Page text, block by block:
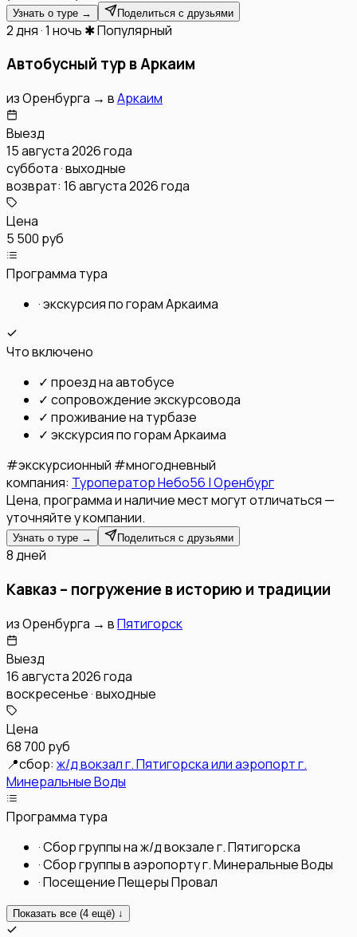
Узнать о туре → Поделиться с друзьями
2 дня · 1 ночь ✱ Популярный
Автобусный тур в Аркаим
изОренбурга → вАркаим
Выезд
15 августа 2026 года
суббота · выходные
возврат: 16 августа 2026 года
Цена
5 500 руб
Программа тура
·экскурсия по горам Аркаима
Что включено
✓ проезд на автобусе
✓ сопровождение экскурсовода
✓ проживание на турбазе
✓ экскурсия по горам Аркаима
#экскурсионный #многодневный
компания: Туроператор Небо56 | Оренбург
Цена, программа и наличие мест могут отличаться —
уточняйте у компании.
Узнать о туре → Поделиться с друзьями
8 дней
Кавказ – погружение в историю и традиции
изОренбурга → вПятигорск
Выезд
16 августа 2026 года
воскресенье · выходные
Цена
68 700 руб
📍сбор: ж/д вокзал г. Пятигорска или аэропорт г.
Минеральные Воды
Программа тура
·Сбор группы на ж/д вокзале г. Пятигорска
·Сбор группы в аэропорту г. Минеральные Воды
·Посещение Пещеры Провал
Показать все (4 ещё) ↓